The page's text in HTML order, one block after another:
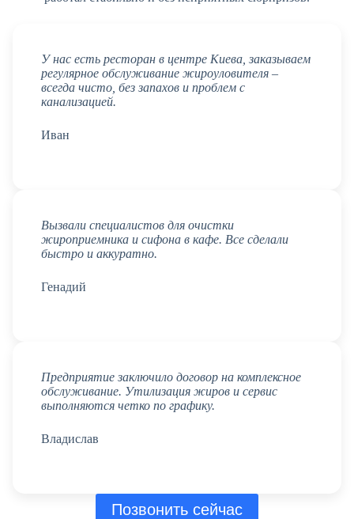
У нас есть ресторан в центре Киева, заказываем
регулярное обслуживание жироуловителя –
всегда чисто, без запахов и проблем с
канализацией.
Иван
Вызвали специалистов для очистки
жироприемника и сифона в кафе. Все сделали
быстро и аккуратно.
Генадий
Предприятие заключило договор на комплексное
обслуживание. Утилизация жиров и сервис
выполняются четко по графику.
Владислав
Позвонить сейчас